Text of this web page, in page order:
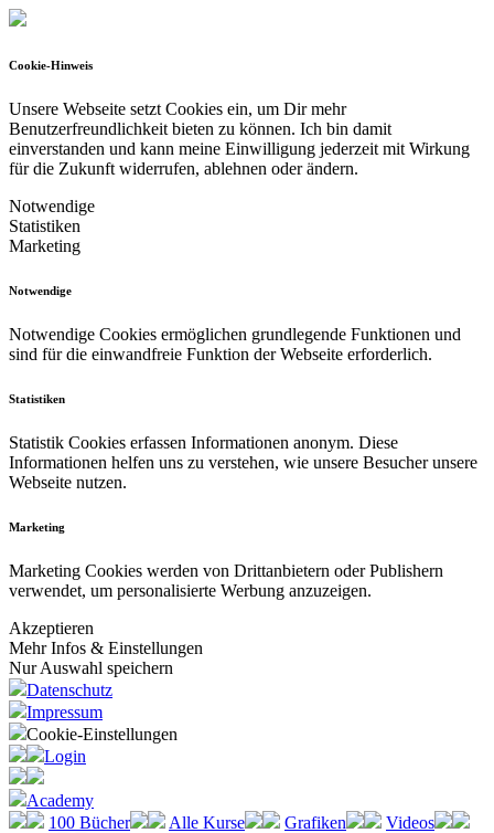
Cookie-Hinweis
Unsere Webseite setzt Cookies ein, um Dir mehr
Benutzerfreundlichkeit bieten zu können. Ich bin damit
einverstanden und kann meine Einwilligung jederzeit mit Wirkung
für die Zukunft widerrufen, ablehnen oder ändern.
Notwendige
Statistiken
Marketing
Notwendige
Notwendige Cookies ermöglichen grundlegende Funktionen und
sind für die einwandfreie Funktion der Webseite erforderlich.
Statistiken
Statistik Cookies erfassen Informationen anonym. Diese
Informationen helfen uns zu verstehen, wie unsere Besucher unsere
Webseite nutzen.
Marketing
Marketing Cookies werden von Drittanbietern oder Publishern
verwendet, um personalisierte Werbung anzuzeigen.
Akzeptieren
Mehr Infos & Einstellungen
Nur Auswahl speichern
Datenschutz
Impressum
Cookie-Einstellungen
Login
Academy
100 Bücher
Alle Kurse Grafiken
Videos